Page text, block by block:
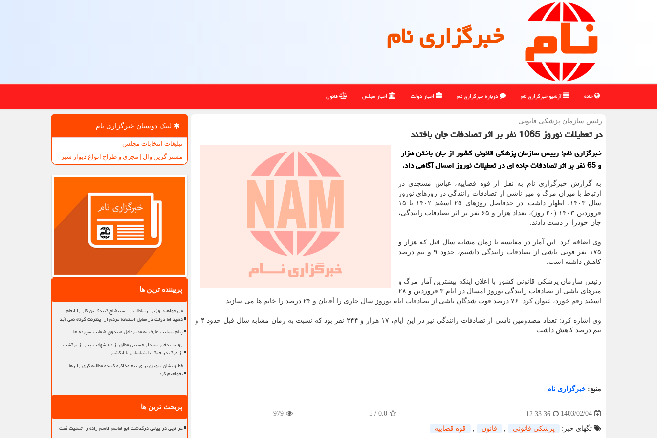
خبرگزاری نام
خانه آرشیو خبرگزاری نام درباره خبرگزاری نام اخبار دولت اخبار مجلس قانون
رئیس سازمان پزشكی قانونی:
در تعطیلات نوروز 1065 نفر بر اثر تصادفات جان باختند
خبرگزاری نام: رییس سازمان پزشکی قانونی کشور از جان باختن هزار
و 65 نفر بر اثر تصادفات جاده ای در تعطیلات نوروز امسال آگاهی داد.
به گزارش خبرگزاری نام به نقل از قوه قضاییه، عباس مسجدی در
ارتباط با میزان مرگ و میر ناشی از تصادفات رانندگی در روزهای نوروز
سال ۱۴۰۳، اظهار داشت: در حدفاصل روزهای ۲۵ اسفند ۱۴۰۲ تا ۱۵
فروردین ۱۴۰۳ (۲۰ روز)، تعداد هزار و ۶۵ نفر بر اثر تصادفات رانندگی،
جان خودرا از دست دادند.
وی اضافه کرد: این آمار در مقایسه با زمان مشابه سال قبل که هزار و
۱۷۵ نفر فوتی ناشی از تصادفات رانندگی داشتیم، حدود ۹ و نیم درصد
کاهش داشته است.
رئیس سازمان پزشکی قانونی کشور با اعلان اینکه بیشترین آمار مرگ و
میرهای ناشی از تصادفات رانندگی نوروز امسال در ایام ۳ فروردین و ۲۸
اسفند رقم خورد، عنوان کرد: ۷۶ درصد فوت شدگان ناشی از تصادفات ایام نوروز سال جاری را آقایان و ۲۴ درصد را خانم ها می سازند.
وی اشاره کرد: تعداد مصدومین ناشی از تصادفات رانندگی نیز در این ایام، ۱۷ هزار و ۲۴۴ نفر بود که نسبت به زمان مشابه سال قبل حدود ۴ و
نیم درصد کاهش داشت.
منبع: خبرگزاری نام
1403/02/04
12:33:36
0.0
/
5
979
تگهای خبر: پزشكی قانونی قانون قوه قضاییه
لینک دوستان خبرگزاری نام
تبلیغات انتخابات مجلس
مستر گرین وال | مجری و طراح انواع دیوار سبز
پربیننده ترین ها
می خواهید وزیر ارتباطات را استیضاح کنید؟ این کار را انجام
دهید اما دولت در مقابل استفاده مردم از اینترنت کوتاه نمی آید
پیام تسلیت عارف به مدیرعامل صندوق ضمانت سپرده ها
روایت دختر سردار حسینی مطلق از دو شهادت پدر از برگشت
از مرگ در جنگ تا شناسایی با انگشتر
خط و نشان نبویان برای تیم مذاکره کننده مطالبه گری را رها
نخواهیم کرد
پربحث ترین ها
عراقچی در پیامی درگذشت ابوالقاسم قاسم زاده را تسلیت گفت